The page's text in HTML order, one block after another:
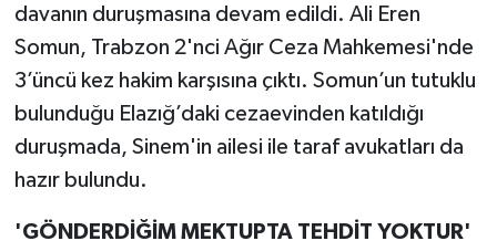
davanın duruşmasına devam edildi. Ali Eren
Somun, Trabzon 2'nci Ağır Ceza Mahkemesi'nde
3’üncü kez hakim karşısına çıktı. Somun’un tutuklu
bulunduğu Elazığ’daki cezaevinden katıldığı
duruşmada, Sinem'in ailesi ile taraf avukatları da
hazır bulundu.
'GÖNDERDİĞİM MEKTUPTA TEHDİT YOKTUR'